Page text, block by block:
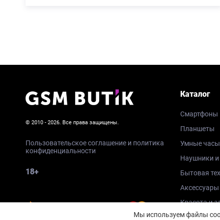
© 2010 - 2026. Все права защищены.
Пользовательское соглашение и политика
конфиденциальности
18+
Каталог
Смартфоны
Планшеты
Умные
Наушники и
Бытовая
Аксессуары
Красота и
Мы используем файлы